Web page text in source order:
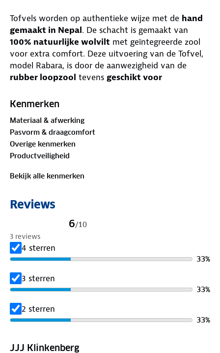
Tofvels worden op authentieke wijze met de hand
gemaakt in Nepal. De schacht is gemaakt van
100% natuurlijke wolvilt met geïntegreerde zool
voor extra comfort. Deze uitvoering van de Tofvel,
model Rabara, is door de aanwezigheid van de
rubber loopzool tevens geschikt voor
afvalcontainer te lopen. De sloffen zijn een genot
hebben ze een aantal fijne eigenschappen. Het
wolvilt isademenden houdt de voeten
comfortabel op temperatuur
warme voeten tijdens koude dagen en een
verkoelende werking tijdens warmere dagen. De
Kenmerken
Materiaal & afwerking
Pasvorm & draagcomfort
Overige kenmerken
Productveiligheid
Bekijk alle kenmerken
Reviews
6/10
3 reviews
4 sterren
33%
3 sterren
33%
2 sterren
33%
JJJ Klinkenberg